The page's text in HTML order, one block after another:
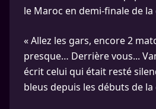
le Maroc en demi-finale de
« Allez les gars, encore 2
presque… Derrière vous...
écrit celui qui était resté
bleus depuis les débuts de